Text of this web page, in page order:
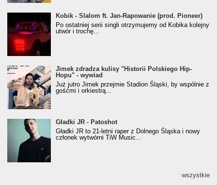
Kobik - Slalom ft. Jan-Rapowanie (prod. Pioneer)
[Official Music Visualiser]
Kobik - Slalom ft. Jan-Rapowanie (prod. Pioneer)
Po ostatniej serii singli otrzymujemy od Kobika kolejny
utwór i trochę...
Jimek zdradza kulisy "Historii Polskiego Hip-
Hopu" - wywiad
Jimek zdradza kulisy "Historii Polskiego Hip-
Hopu" - wywiad
Już jutro Jimek przejmie Stadion Śląski, by wspólnie z
gośćmi i orkiestrą...
Gładki JR - Patoshot
Gładki JR - Patoshot
Gładki JR to 21-letni raper z Dolnego Śląska i nowy
członek wytwórni TiW Music...
wszystkie